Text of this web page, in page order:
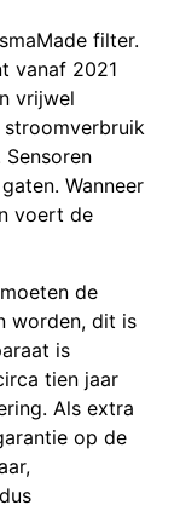
filter.
vanaf 2021
vrijwel
Wanneer
voert de
de
worden, dit is
is
tien jaar
Als extra
op de